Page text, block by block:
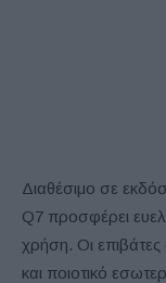
Διαθέσιμο σε
Q7 προσφέρει
χρήση. Οι
και ποιοτικό